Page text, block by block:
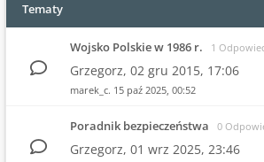
Tematy
Wojsko Polskie w 1986 r. 1
Grzegorz, 02 gru 2015, 17:06
marek_c. 15 paź 2025, 00:52
Poradnik bezpieczeństwa 0
Grzegorz, 01 wrz 2025, 23:46